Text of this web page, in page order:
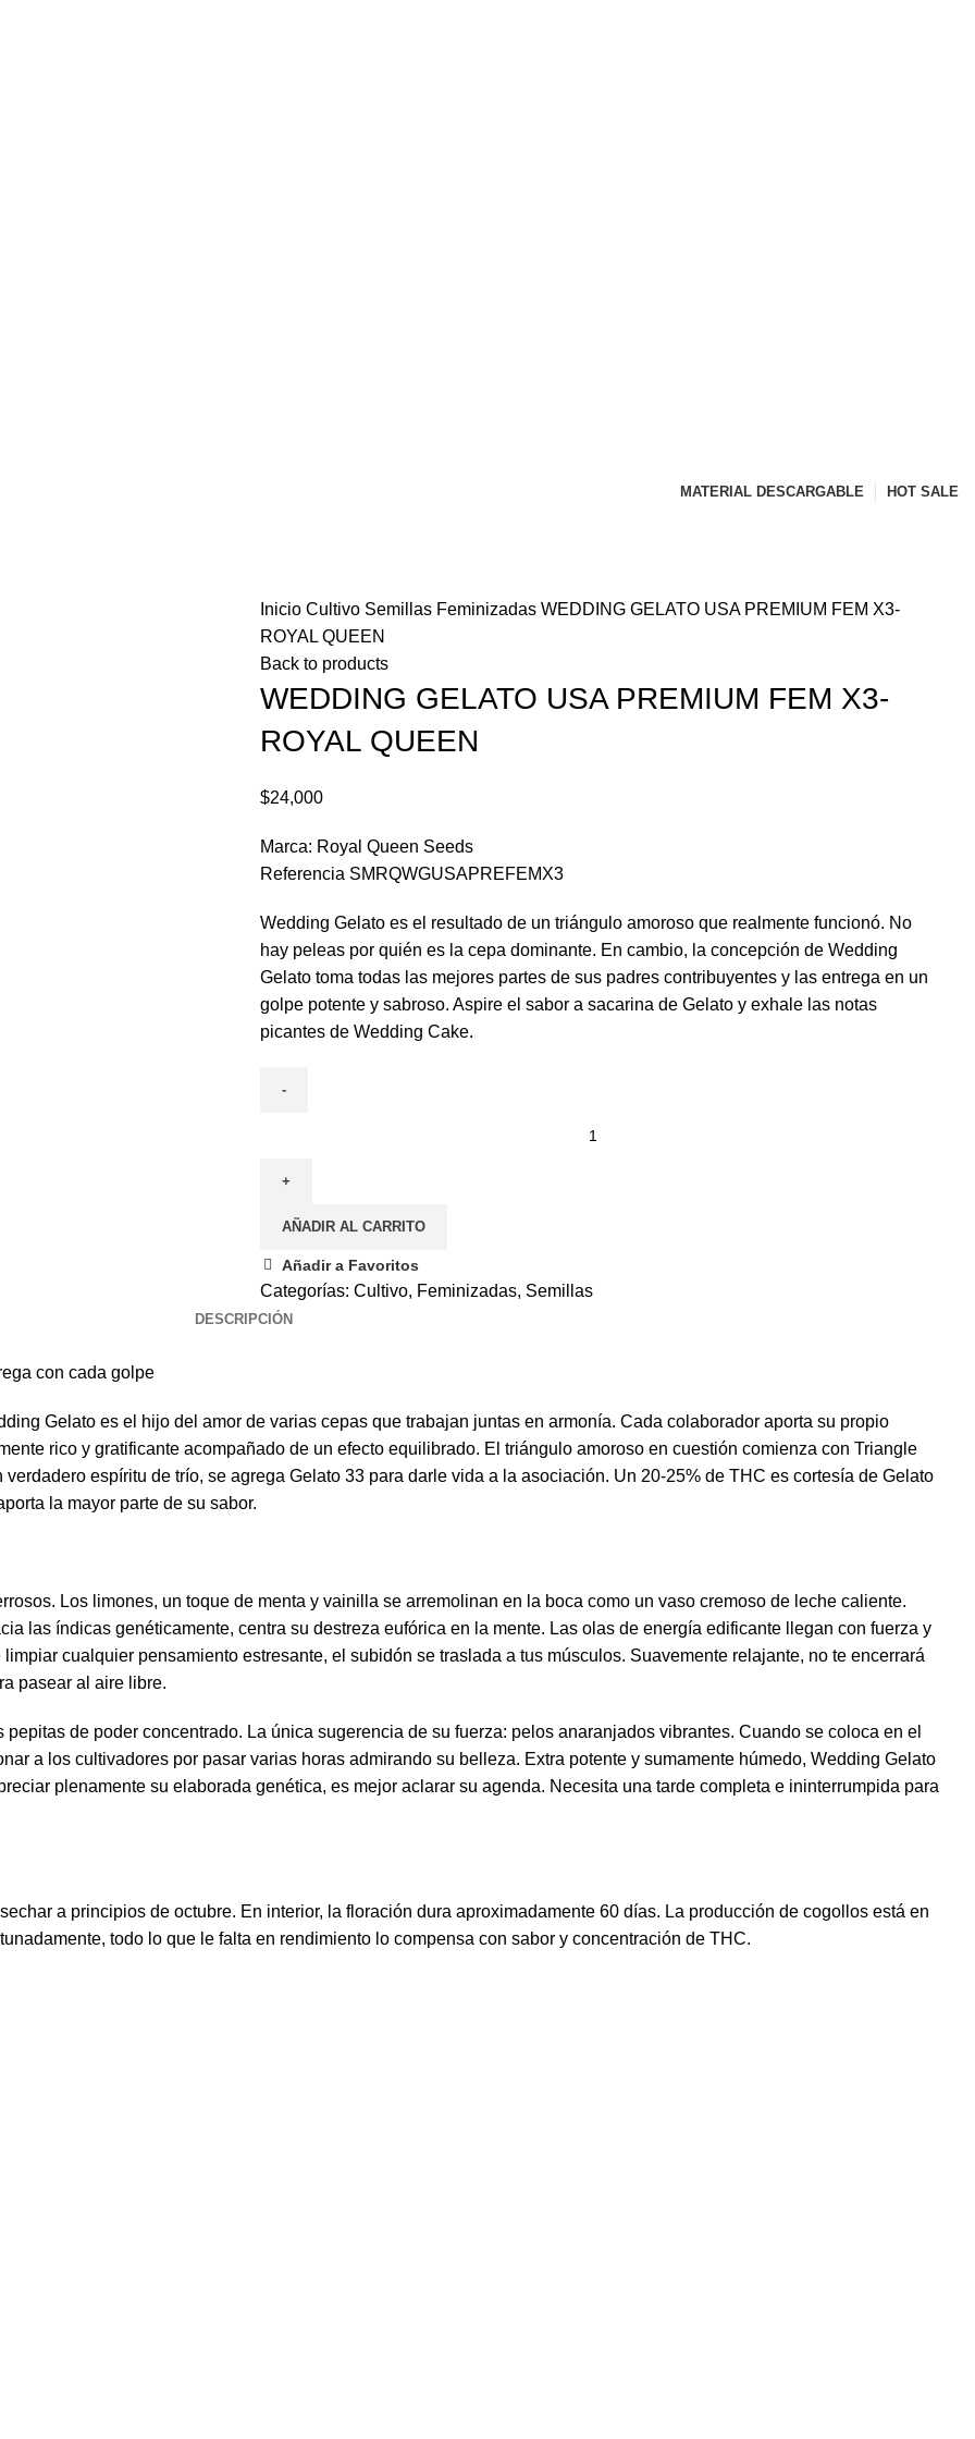
MATERIAL DESCARGABLE
HOT SALE
Inicio Cultivo Semillas Feminizadas WEDDING GELATO USA PREMIUM FEM X3-
ROYAL QUEEN
Back to products
WEDDING GELATO USA PREMIUM FEM X3-
ROYAL QUEEN
$24,000
Marca: Royal Queen Seeds
Referencia SMRQWGUSAPREFEMX3
Wedding Gelato es el resultado de un triángulo amoroso que realmente funcionó. No
hay peleas por quién es la cepa dominante. En cambio, la concepción de Wedding
Gelato toma todas las mejores partes de sus padres contribuyentes y las entrega en un
golpe potente y sabroso. Aspire el sabor a sacarina de Gelato y exhale las notas
picantes de Wedding Cake.
AÑADIR AL CARRITO
Añadir a Favoritos
Categorías: Cultivo, Feminizadas, Semillas
DESCRIPCIÓN
con cada golpe
Gelato es el hijo del amor de varias cepas que trabajan juntas en armonía. Cada colaborador aporta su propio
rico y gratificante acompañado de un efecto equilibrado. El triángulo amoroso en cuestión comienza con Triangle
espíritu de trío, se agrega Gelato 33 para darle vida a la asociación. Un 20-25% de THC es cortesía de Gelato
la mayor parte de su sabor.
Los limones, un toque de menta y vainilla se arremolinan en la boca como un vaso cremoso de leche caliente.
las índicas genéticamente, centra su destreza eufórica en la mente. Las olas de energía edificante llegan con fuerza y
cualquier pensamiento estresante, el subidón se traslada a tus músculos. Suavemente relajante, no te encerrará
pasear al aire libre.
de poder concentrado. La única sugerencia de su fuerza: pelos anaranjados vibrantes. Cuando se coloca en el
a los cultivadores por pasar varias horas admirando su belleza. Extra potente y sumamente húmedo, Wedding Gelato
plenamente su elaborada genética, es mejor aclarar su agenda. Necesita una tarde completa e ininterrumpida para
a principios de octubre. En interior, la floración dura aproximadamente 60 días. La producción de cogollos está en
todo lo que le falta en rendimiento lo compensa con sabor y concentración de THC.